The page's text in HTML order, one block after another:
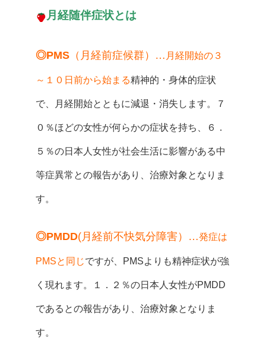
月経随伴症状とは
◎PMS （月経前症候群） … 月経開始の３
～１０日前から始まる精神的・身体的症状
で、月経開始とともに減退・消失します。７
０％ほどの女性が何らかの症状を持ち、６．
５％の日本人女性が社会生活に影響がある中
等症異常との報告があり、治療対象となりま
す。
◎PMDD(月経前不快気分障害） …発症は
PMSと同じですが、PMSよりも精神症状が強
く現れます。１．２％の日本人女性がPMDD
であるとの報告があり、治療対象となりま
す。